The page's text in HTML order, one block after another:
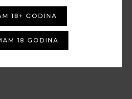
korištenja
18+ GODINA
18 GODINA